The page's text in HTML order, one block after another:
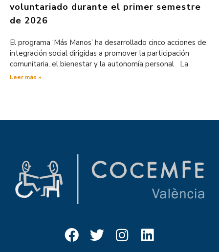
voluntariado durante el primer semestre
de 2026
El programa ‘Más Manos’ ha desarrollado cinco acciones de
integración social dirigidas a promover la participación
comunitaria, el bienestar y la autonomía personal La
Leer más »